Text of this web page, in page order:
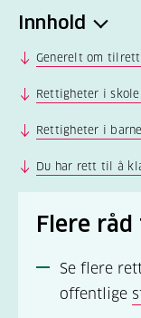
Innhold
Generelt om
Rettigheter i
Rettigheter i
Du har rett til å
Flere
Se flere
offentlige